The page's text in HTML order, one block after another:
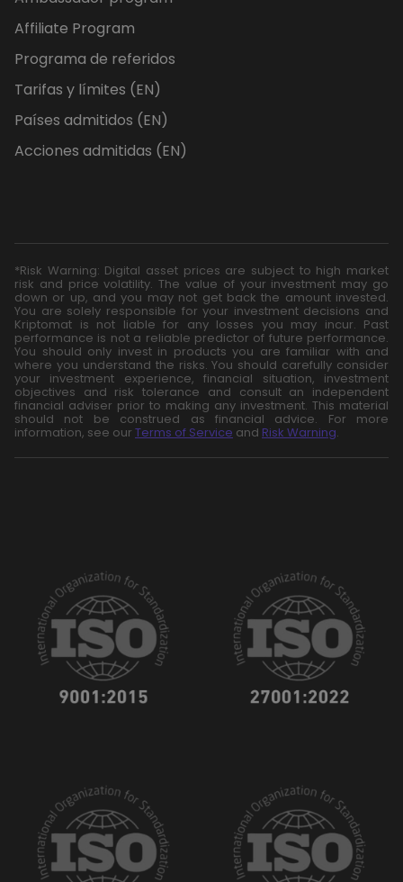
Affiliate Program
Programa de referidos
Tarifas y límites (EN)
Países admitidos (EN)
Acciones admitidas (EN)
*Risk Warning: Digital asset prices are subject to high market
risk and price volatility. The value of your investment may go
down or up, and you may not get back the amount invested.
You are solely responsible for your investment decisions and
Kriptomat is not liable for any losses you may incur. Past
performance is not a reliable predictor of future performance.
You should only invest in products you are familiar with and
where you understand the risks. You should carefully consider
your investment experience, financial situation, investment
objectives and risk tolerance and consult an independent
financial adviser prior to making any investment. This material
should not be construed as financial advice. For more
information, see our Terms of Service and Risk Warning.